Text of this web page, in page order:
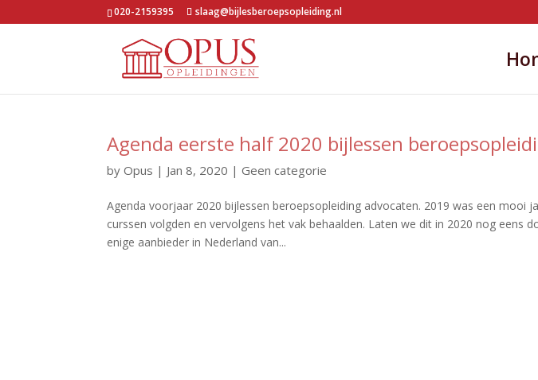
020-2159395 slaag@bijlesberoepsopleiding.nl
Agenda eerste half 2020 bijlessen
byOpus | Jan 8, 2020 |Geen categorie
Agenda voorjaar 2020 bijlessen beroepsopleiding advocaten. 2019 was een mooi
curssen volgden en vervolgens het vak behaalden. Laten we dit in 2020 nog eens
enige aanbieder in Nederland van...